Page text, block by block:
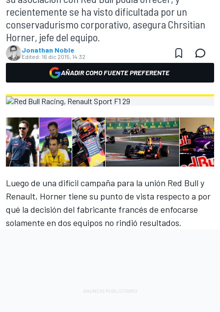
recientemente se ha visto dificultada por un
conservadurismo corporativo, asegura Chrsitian
Horner, jefe del equipo.
Jonathan Noble
Edited: 16 dic 2015, 14:32
AÑADIR COMO FUENTE PREFERENTE
Luego de una difícil campaña para la unión Red Bull y
Renault, Horner tiene su punto de vista respecto a por
qué la decisión del fabricante francés de enfocarse
solamente en dos equipos no rindió resultados.